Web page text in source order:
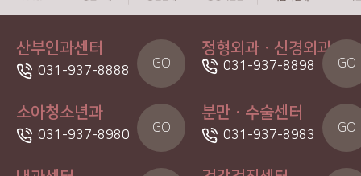
산부인과센터
031-937-8888 GO
정형외과ㆍ신경외과
031-937-8898 GO
소아청소년과
031-937-8980 GO
분만ㆍ수술센터
031-937-8983 GO